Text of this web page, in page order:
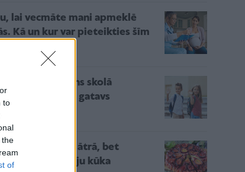
to
the
of
lai vecmāte mani apmeklē
Kā un kur var pieteikties šīm
soļi, lai bērns skolā
vesels un gatavs
piestāv – ātrā, bet
gardā plūmju kūka